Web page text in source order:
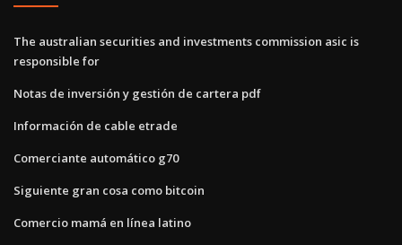
The australian securities and investments commission asic is
responsible for
Notas de inversión y gestión de cartera pdf
Información de cable etrade
Comerciante automático g70
Siguiente gran cosa como bitcoin
Comercio mamá en línea latino